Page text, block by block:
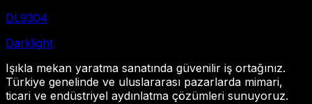
DL9304
Darklight
Işıkla mekan yaratma sanatında güvenilir iş ortağınız.
Türkiye genelinde ve uluslararası pazarlarda mimari,
ticari ve endüstriyel aydınlatma çözümleri sunuyoruz.